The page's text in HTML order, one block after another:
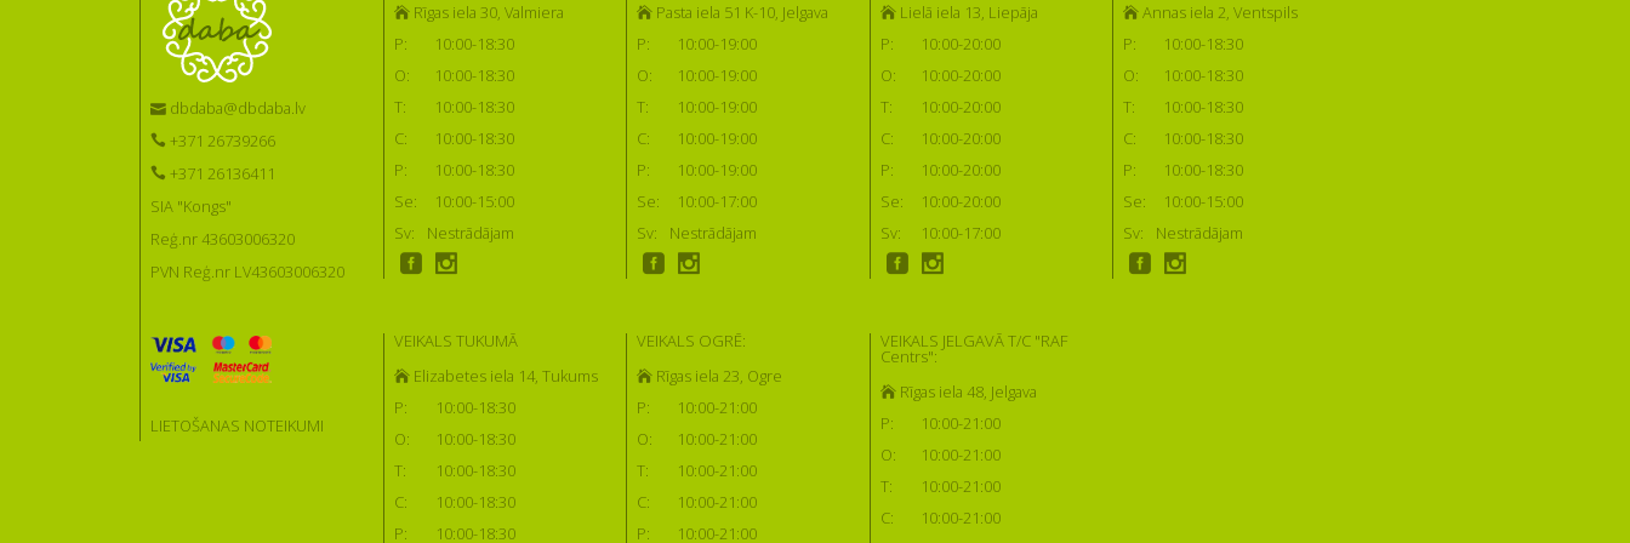
dbdaba@dbdaba.lv
+371 26739266
+371 26136411
SIA "Kongs"
Reģ.nr 43603006320
PVN Reģ.nr LV43603006320
LIETOŠANAS NOTEIKUMI
Rīgas iela 30, Valmiera
P:
10:00-18:30
O:
10:00-18:30
T:
10:00-18:30
C:
10:00-18:30
P:
10:00-18:30
Se:
10:00-15:00
Sv:
Nestrādājam
Pasta iela 51 K-10, Jelgava
P:
10:00-19:00
O:
10:00-19:00
T:
10:00-19:00
C:
10:00-19:00
P:
10:00-19:00
Se:
10:00-17:00
Sv:
Nestrādājam
Lielā iela 13, Liepāja
P:
10:00-20:00
O:
10:00-20:00
T:
10:00-20:00
C:
10:00-20:00
P:
10:00-20:00
Se:
10:00-20:00
Sv:
10:00-17:00
Annas iela 2, Ventspils
P:
10:00-18:30
O:
10:00-18:30
T:
10:00-18:30
C:
10:00-18:30
P:
10:00-18:30
Se:
10:00-15:00
Sv:
Nestrādājam
VEIKALS TUKUMĀ
Elizabetes iela 14, Tukums
P:
10:00-18:30
O:
10:00-18:30
T:
10:00-18:30
C:
10:00-18:30
P:
10:00-18:30
VEIKALS OGRĒ:
Rīgas iela 23, Ogre
P:
10:00-21:00
O:
10:00-21:00
T:
10:00-21:00
C:
10:00-21:00
P:
10:00-21:00
VEIKALS JELGAVĀ T/C "RAF
Centrs":
Rīgas iela 48, Jelgava
P:
10:00-21:00
O:
10:00-21:00
T:
10:00-21:00
C:
10:00-21:00